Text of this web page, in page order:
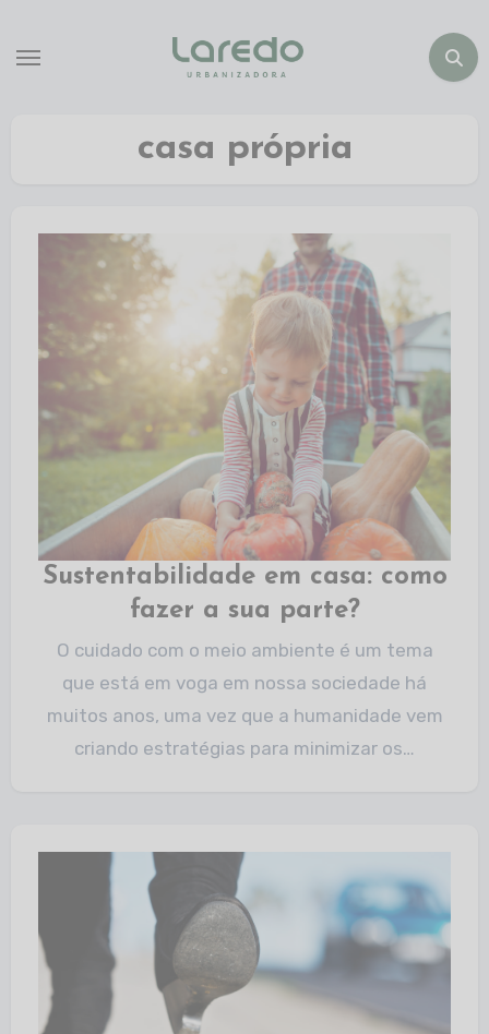
casa própria
Sustentabilidade em casa: como
fazer a sua parte?
O cuidado com o meio ambiente é um tema
que está em voga em nossa sociedade há
muitos anos, uma vez que a humanidade vem
criando estratégias para minimizar os…